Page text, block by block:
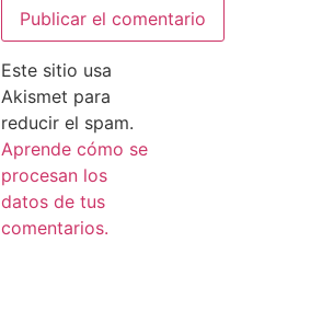
Este sitio usa
Akismet para
reducir el spam.
Aprende cómo se
procesan los
datos de tus
comentarios.